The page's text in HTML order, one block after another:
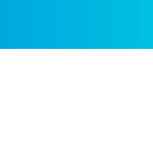
ンキング